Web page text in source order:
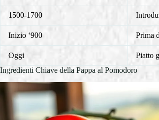
1500-1700
Inizio ‘900 Prima
Oggi
Piatto
Ingredienti Chiave della Pappa al Pomodoro